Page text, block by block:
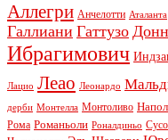
Аллегри Анчелотти Аталанта
Галлиани Гаттузо
Ибрагимович
Лацио Леао Леонардо
дерби Монтелла Монтоливо
Рома Романьоли Роналдиньо Сусо